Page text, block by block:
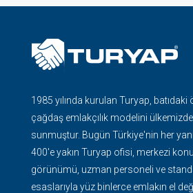
1985 yılında kurulan Turyap,
çağdaş emlakçılık modelini
sunmuştur. Bugün Türkiye'nin her
400'e yakın Turyap ofisi, merkezi
görünümü, uzman personeli ve
esaslarıyla yüz binlerce emlakın el